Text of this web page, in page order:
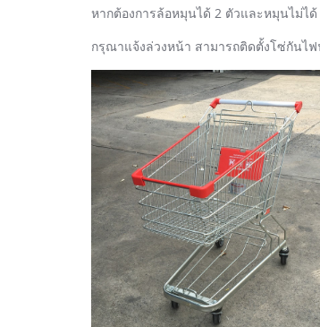
หากต้องการล้อหมุนได้ 2 ตัวและหมุนไม่ได้
กรุณาแจ้งล่วงหน้า สามารถติดตั้งโซ่กันไ